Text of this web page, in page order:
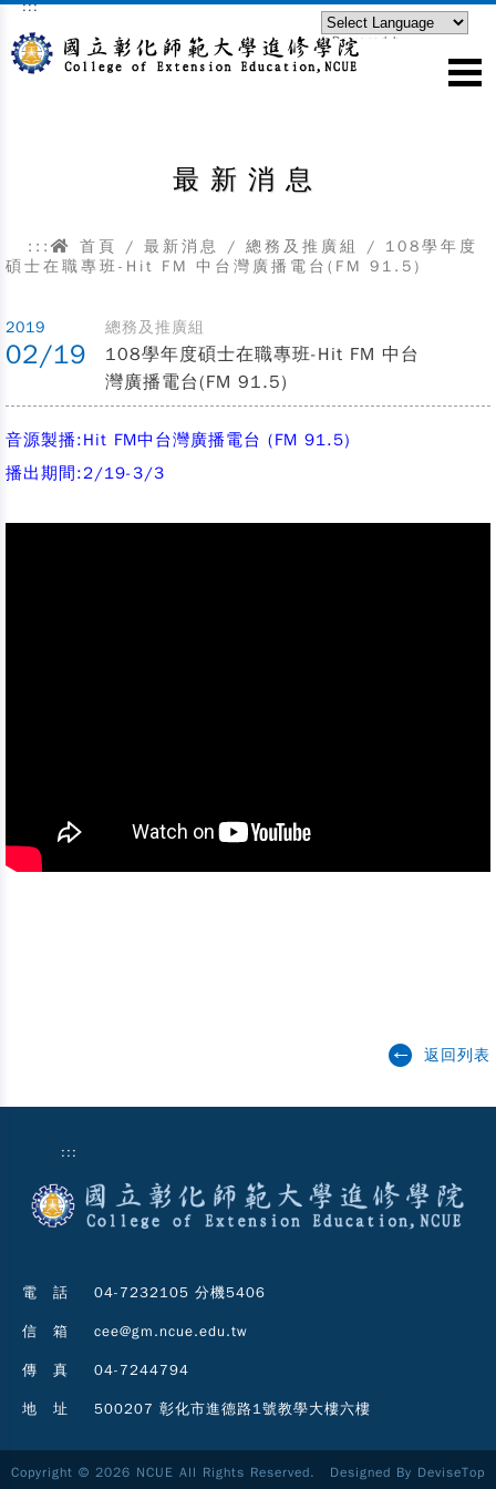
跳到主要內容區塊
:::
Powered by
最新消息
::: 首頁 / 最新消息 / 總務及推廣組 / 108學年度
碩士在職專班-Hit FM 中台灣廣播電台(FM 91.5)
2019
02/19
總務及推廣組
108學年度碩士在職專班-Hit FM 中台
灣廣播電台(FM 91.5)
音源製播:Hit FM中台灣廣播電台 (FM 91.5)
播出期間:2/19-3/3
返回列表
:::
電 話 04-7232105 分機5406
信 箱 cee@gm.ncue.edu.tw
傳 真 04-7244794
地 址 500207 彰化市進德路1號教學大樓六樓
Copyright © 2026 NCUE All Rights Reserved. Designed By DeviseTop